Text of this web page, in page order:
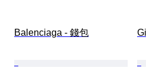
Balenciaga - 錢包